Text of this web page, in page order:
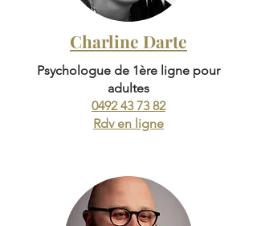
Charline Darte
Psychologue de 1ère ligne pour
adultes
0492 43 73 82
Rdv en ligne